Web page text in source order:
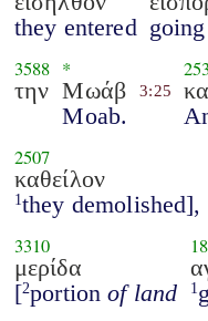
they entered going
3588
την
*
Μωάβ
Moab.
3:25
2507
καθείλον
1 they demolished],
3310
μερίδα
[2portionof land
18
1